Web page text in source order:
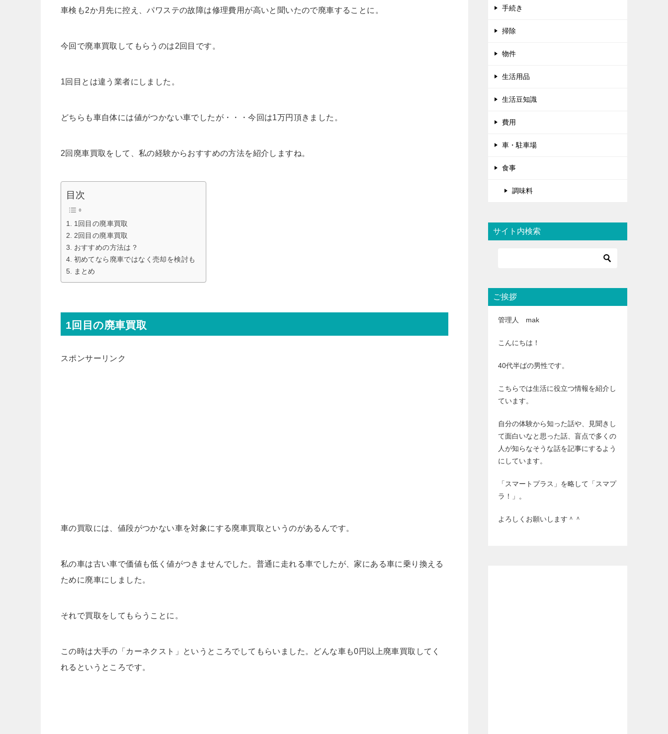
車検も2か月先に控え、パワステの故障は修理費用が高いと聞いたので廃車することに。
今回で廃車買取してもらうのは2回目です。
1回目とは違う業者にしました。
どちらも車自体には値がつかない車でしたが・・・今回は1万円頂きました。
2回廃車買取をして、私の経験からおすすめの方法を紹介しますね。
目次
1回目の廃車買取
2回目の廃車買取
おすすめの方法は？
初めてなら廃車ではなく売却を検討も
まとめ
1回目の廃車買取
スポンサーリンク
車の買取には、値段がつかない車を対象にする廃車買取というのがあるんです。
私の車は古い車で価値も低く値がつきませんでした。普通に走れる車でしたが、家にある車に乗り換える
ために廃車にしました。
それで買取をしてもらうことに。
この時は大手の「カーネクスト」というところでしてもらいました。どんな車も0円以上廃車買取してく
れるというところです。
手続き
掃除
物件
生活用品
生活豆知識
費用
車・駐車場
食事
調味料
サイト内検索
ご挨拶
管理人 mak
こんにちは！
40代半ばの男性です。
こちらでは生活に役立つ情報を紹介し
ています。
自分の体験から知った話や、見聞きし
て面白いなと思った話、盲点で多くの
人が知らなそうな話を記事にするよう
にしています。
「スマートプラス」を略して「スマプ
ラ！」。
よろしくお願いします＾＾